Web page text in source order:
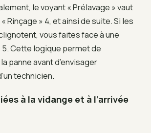
le voyant « Prélavage » vaut
« Rinçage » 4, et ainsi de suite. Si les
vous faites face à une
Cette logique permet de
panne avant d’envisager
technicien.
à la vidange et à l’arrivée